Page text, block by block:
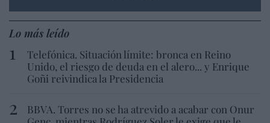
Lo más leído
Telefónica. Situación límite: bronca en Reino
Unido, el riesgo de deuda en el alero... y Enrique
Goñi reivindica la Presidencia
BBVA. Torres no se ha atrevido a acabar con Onur